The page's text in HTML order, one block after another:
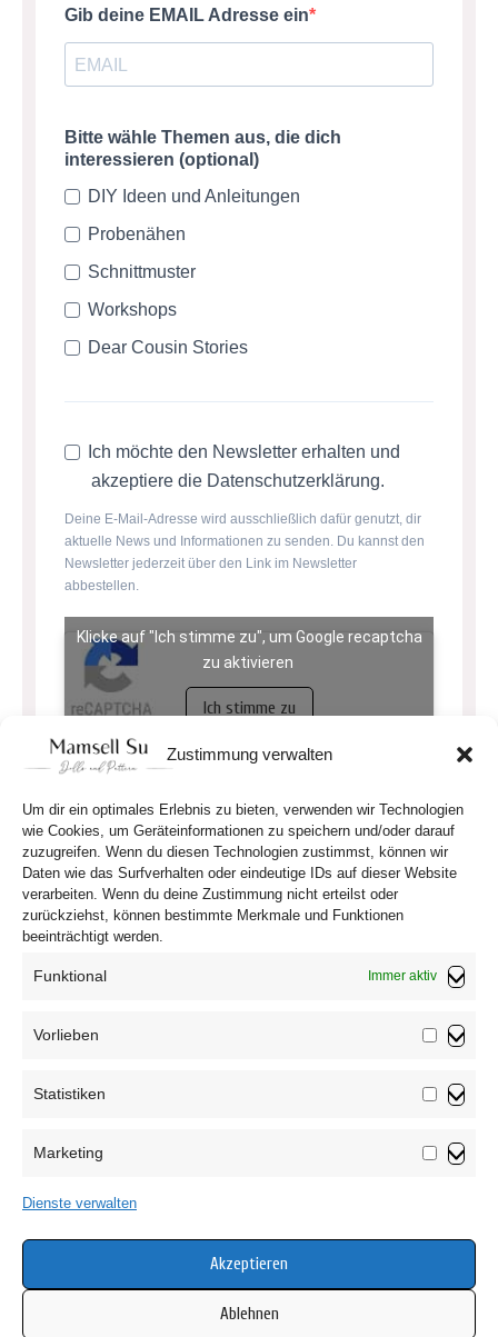
Zustimmung verwalten
Um dir ein optimales Erlebnis zu bieten, verwenden wir Technologien
wie Cookies, um Geräteinformationen zu speichern und/oder darauf
zuzugreifen. Wenn du diesen Technologien zustimmst, können wir
Daten wie das Surfverhalten oder eindeutige IDs auf dieser Website
verarbeiten. Wenn du deine Zustimmung nicht erteilst oder
zurückziehst, können bestimmte Merkmale und Funktionen
beeinträchtigt werden.
Funktional Immer aktiv
Vorlieben
Statistiken
Marketing
Dienste verwalten
Akzeptieren
Ablehnen
Gib deine EMAIL Adresse ein
Bitte wähle Themen aus, die dich
interessieren (optional)
DIY Ideen und Anleitungen
Probenähen
Schnittmuster
Workshops
Dear Cousin Stories
Ich möchte den Newsletter erhalten und
akzeptiere die Datenschutzerklärung.
Deine E-Mail-Adresse wird ausschließlich dafür genutzt, dir
aktuelle News und Informationen zu senden. Du kannst den
Newsletter jederzeit über den Link im Newsletter
abbestellen.
Klicke auf "Ich stimme zu", um Google recaptcha
zu aktivieren
Ich stimme zu
ANMELDEN
Cookie-Richtlinie (EU)